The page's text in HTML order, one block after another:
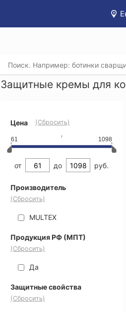
Защитные кремы для
Цена (Сбросить)
61 1098
от до руб.
Производитель
(Сбросить)
MULTEX
Продукция РФ (МПТ)
(Сбросить)
Да
Защитные свойства
(Сбросить)